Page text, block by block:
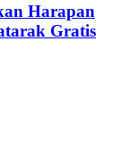
Harapan
Gratis